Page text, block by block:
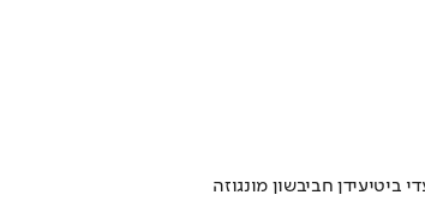
ביטיעידן חביבשון מונגוזה